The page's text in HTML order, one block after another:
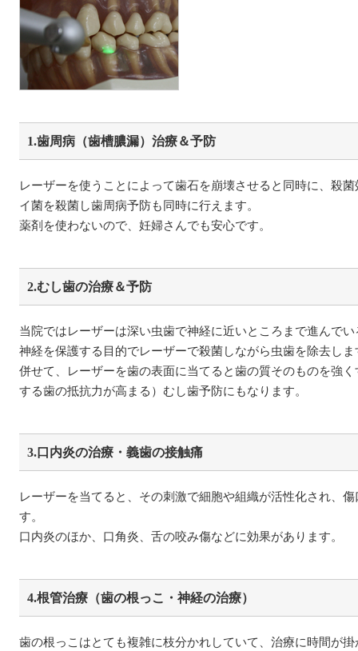
1.歯周病（歯槽膿漏）治療＆予防
レーザーを使うことによって歯石を崩壊させると同時に、殺
イ菌を殺菌し歯周病予防も同時に行えます。
薬剤を使わないので、妊婦さんでも安心です。
2.むし歯の治療＆予防
当院ではレーザーは深い虫歯で神経に近いところまで進んで
神経を保護する目的でレーザーで殺菌しながら虫歯を除去しま
併せて、レーザーを歯の表面に当てると歯の質そのものを強
する歯の抵抗力が高まる）むし歯予防にもなります。
3.口内炎の治療・義歯の接触痛
レーザーを当てると、その刺激で細胞や組織が活性化され、
す。
口内炎のほか、口角炎、舌の咬み傷などに効果があります。
4.根管治療（歯の根っこ・神経の治療）
歯の根っこはとても複雑に枝分かれしていて、治療に時間が掛